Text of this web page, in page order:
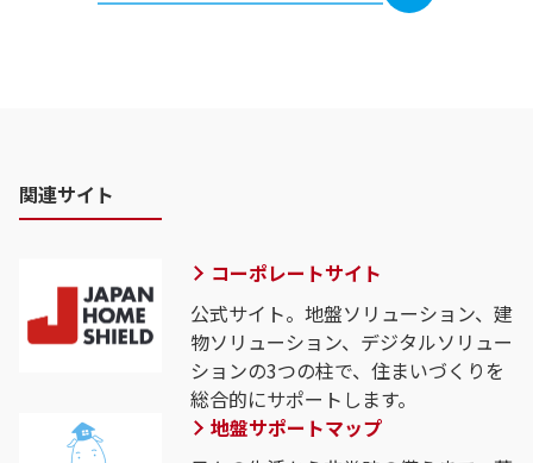
関連サイト
コーポレートサイト
公式サイト。地盤ソリューション、建
物ソリューション、デジタルソリュー
ションの3つの柱で、住まいづくりを
総合的にサポートします。
地盤サポートマップ